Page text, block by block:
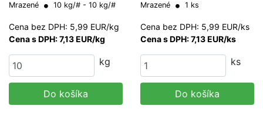
Mrazené 10 kg/# - 10 kg/#
Cena bez DPH: 5,99 EUR/kg
Cena s DPH: 7,13 EUR/kg
kg
Do košíka
Mrazené 1 ks
Cena bez DPH: 5,99 EUR/ks
Cena s DPH: 7,13 EUR/ks
ks
Do košíka